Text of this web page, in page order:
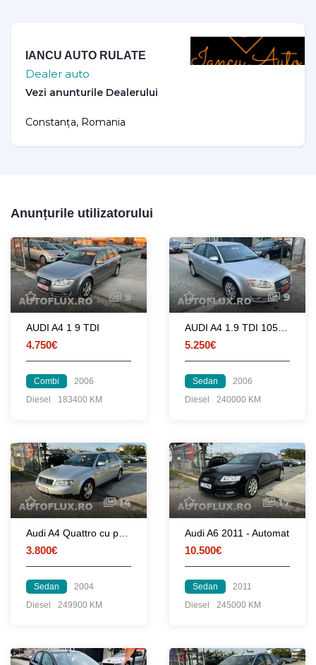
IANCU AUTO RULATE
Dealer auto
Constanța, Romania
Anunțurile utilizatorului
9
AUDI A4 1 9 TDI
4.750€
Combi
2006
Diesel
183400 KM
9
5.250€
Sedan
2006
Diesel
240000 KM
14
3.800€
Sedan
2004
Diesel
249900 KM
17
Audi A6 2011 - Automat
10.500€
Sedan
2011
Diesel
245000 KM